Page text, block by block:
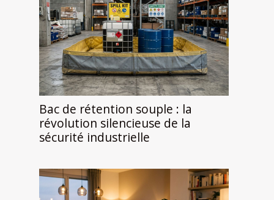
Bac de rétention souple : la
révolution silencieuse de la
sécurité industrielle